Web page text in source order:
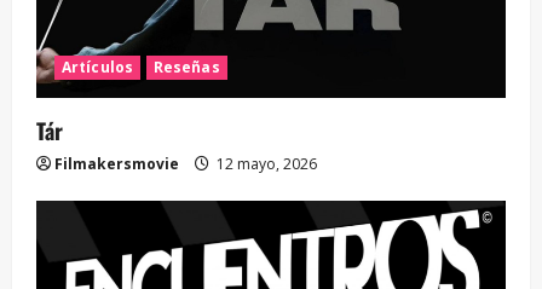
Artículos Reseñas
Tár
Filmakersmovie 12 mayo, 2026